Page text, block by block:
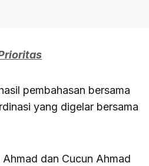
pembahasan bersama
yang digelar bersama
dan Cucun Ahmad